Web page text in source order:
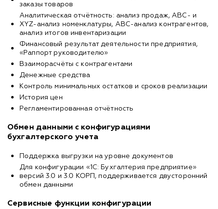
заказы товаров
Аналитическая отчётность: анализ продаж, ABC- и
XYZ-анализ номенклатуры, ABC-анализ контрагентов,
анализ итогов инвентаризации
Финансовый результат деятельности предприятия,
«Раппорт руководителю»
Взаиморасчёты с контрагентами
Денежные средства
Контроль минимальных остатков и сроков реализации
История цен
Регламентированная отчётность
Обмен данными с конфигурациями
бухгалтерского учета
Поддержка выгрузки на уровне документов
Для конфигурации «1С: Бухгалтерия предприятие»
версий 3.0 и 3.0 КОРП, поддерживается двусторонний
обмен данными
Сервисные функции конфигурации